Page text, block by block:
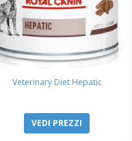
Veterinary Diet Hepatic
VEDI PREZZI